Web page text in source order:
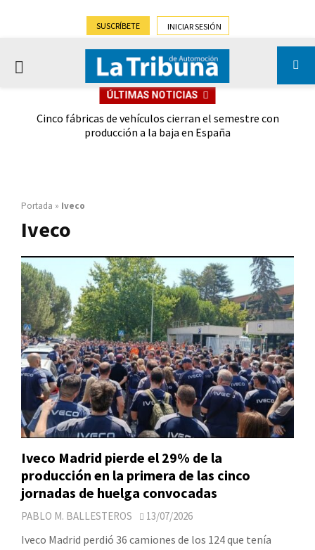
SUSCRÍBETE INICIAR SESIÓN
PRIMARY
ÚLTIMAS NOTICIAS
Cinco fábricas de vehículos cierran el semestre con
producción a la baja en España
Portada » Iveco
Iveco
Iveco Madrid pierde el 29% de la
producción en la primera de las cinco
jornadas de huelga convocadas
PABLO M. BALLESTEROS 13/07/2026
Iveco Madrid perdió 36 camiones de los 124 que tenía